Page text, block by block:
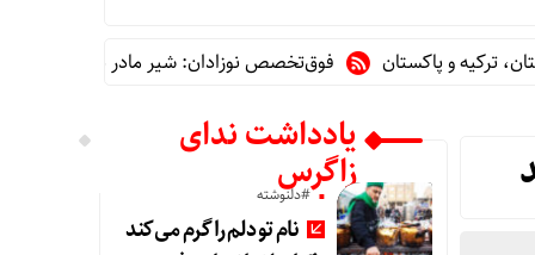
و پاکستان فوق‌تخصص نوزادان: شیر مادر برترین تغذیه برای
یادداشت ندای
زاگرس
#دلنوشته
نام تو دلم را گرم می‌کند